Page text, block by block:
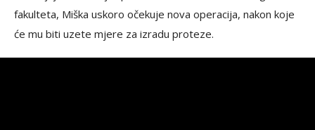
fakulteta, Miška uskoro očekuje nova operacija, nakon koje
će mu biti uzete mjere za izradu proteze.